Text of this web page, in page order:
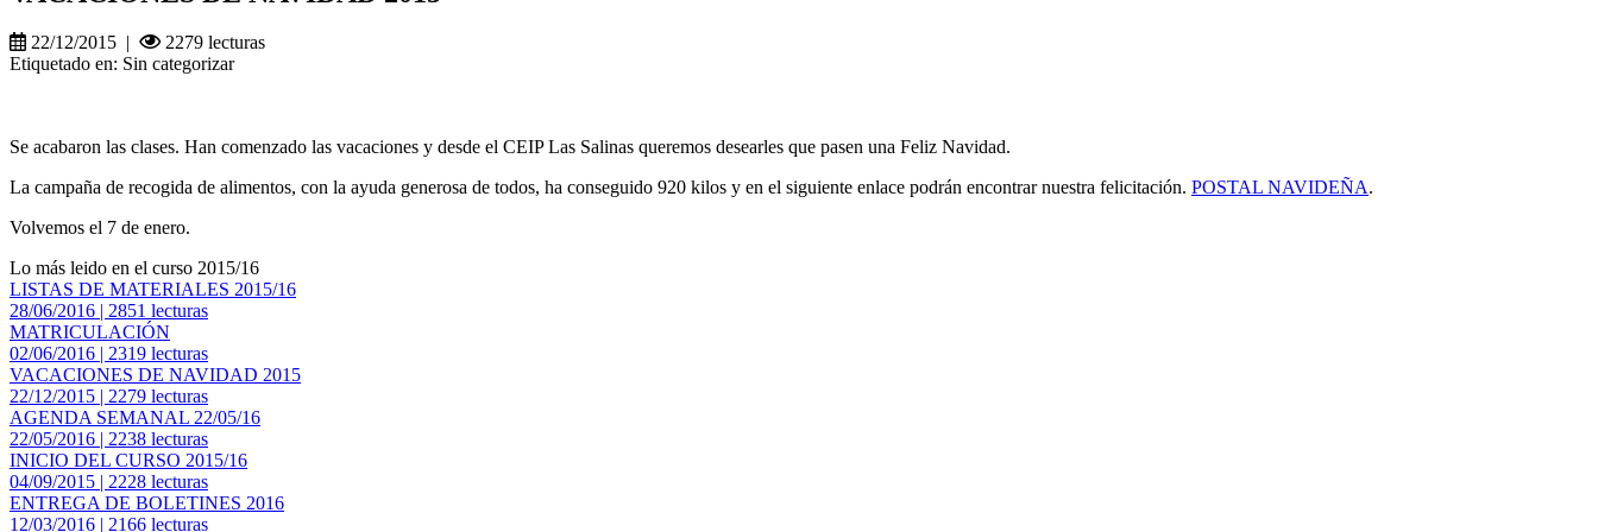
22/12/2015 |
2279 lecturas
Etiquetado en: Sin categorizar
Se acabaron las clases. Han comenzado las vacaciones y desde el CEIP Las Salinas queremos desearles que pasen una Feliz Navidad.
La campaña de recogida de alimentos, con la ayuda generosa de todos, ha conseguido 920 kilos y en el siguiente enlace podrán encontrar nuestra felicitación. POSTAL NAVIDEÑA.
Volvemos el 7 de enero.
Lo más leido en el curso 2015/16
LISTAS DE MATERIALES 2015/16
28/06/2016 | 2851 lecturas
MATRICULACIÓN
02/06/2016 | 2319 lecturas
VACACIONES DE NAVIDAD 2015
22/12/2015 | 2279 lecturas
AGENDA SEMANAL 22/05/16
22/05/2016 | 2238 lecturas
INICIO DEL CURSO 2015/16
04/09/2015 | 2228 lecturas
ENTREGA DE BOLETINES 2016
12/03/2016 | 2166 lecturas